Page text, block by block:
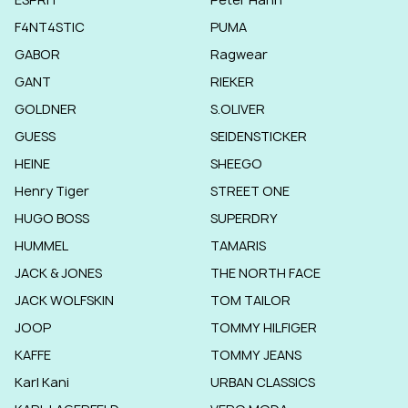
F4NT4STIC
GABOR
GANT
GOLDNER
GUESS
HEINE
Henry Tiger
HUGO BOSS
HUMMEL
JACK & JONES
JACK WOLFSKIN
JOOP
KAFFE
Karl Kani
PUMA
Ragwear
RIEKER
S.OLIVER
SEIDENSTICKER
SHEEGO
STREET ONE
SUPERDRY
TAMARIS
THE NORTH FACE
TOM TAILOR
TOMMY HILFIGER
TOMMY JEANS
URBAN CLASSICS